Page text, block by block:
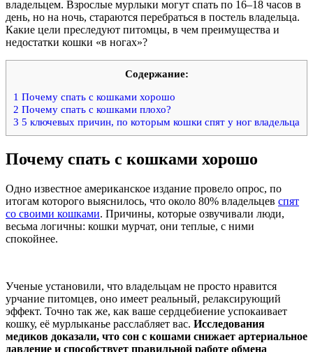
владельцем. Взрослые мурлыки могут спать по 16–18 часов в
день, но на ночь, стараются перебраться в постель владельца.
Какие цели преследуют питомцы, в чем преимущества и
недостатки кошки «в ногах»?
Содержание:
1 Почему спать с кошками хорошо
2 Почему спать с кошками плохо?
3 5 ключевых причин, по которым кошки спят у ног владельца
Почему спать с кошками хорошо
Одно известное американское издание провело опрос, по
итогам которого выяснилось, что около 80% владельцев спят
со своими кошками. Причины, которые озвучивали люди,
весьма логичны: кошки мурчат, они теплые, с ними
спокойнее.
Ученые установили, что владельцам не просто нравится
урчание питомцев, оно имеет реальный, релаксирующий
эффект. Точно так же, как ваше сердцебиение успокаивает
кошку, её мурлыканье расслабляет вас. Исследования
медиков доказали, что сон с кошами снижает артериальное
давление и способствует правильной работе обмена